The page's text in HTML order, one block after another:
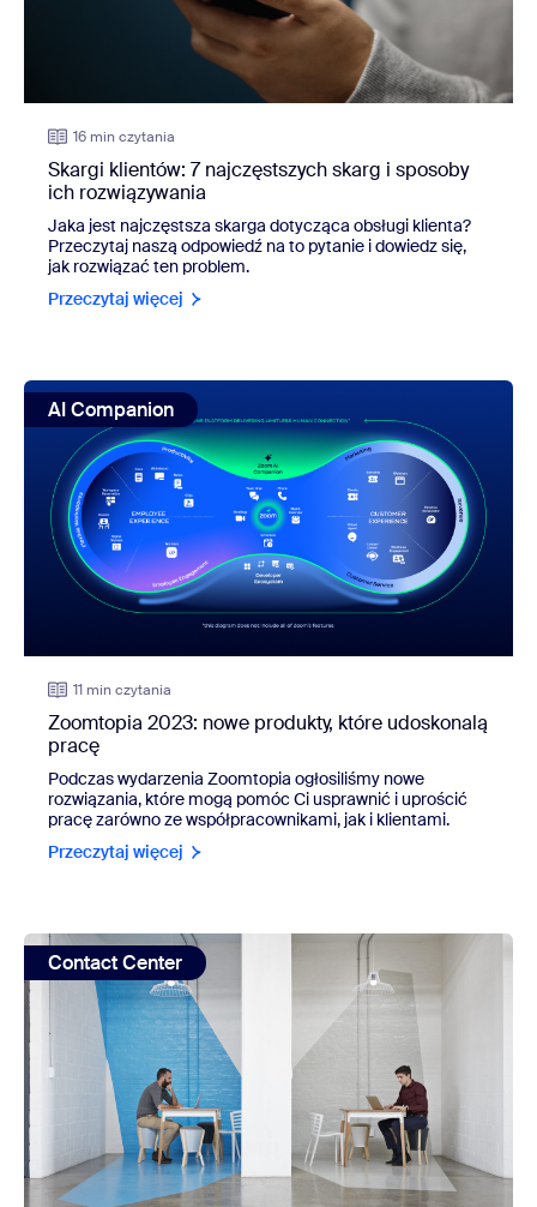
16 min czytania
Skargi klientów: 7 najczęstszych skarg i sposoby
ich rozwiązywania
Jaka jest najczęstsza skarga dotycząca obsługi klienta?
Przeczytaj naszą odpowiedź na to pytanie i dowiedz się,
jak rozwiązać ten problem.
Przeczytaj więcej
view: Zoomtopia 2023: nowe produkty, które udoskonalą
AI Companion
11 min czytania
Zoomtopia 2023: nowe produkty, które udoskonalą
pracę
Podczas wydarzenia Zoomtopia ogłosiliśmy nowe
rozwiązania, które mogą pomóc Ci usprawnić i uprościć
pracę zarówno ze współpracownikami, jak i klientami.
Przeczytaj więcej
view: Co najbardziej wyróżnia konwersacyjną sztuczną
Contact Center